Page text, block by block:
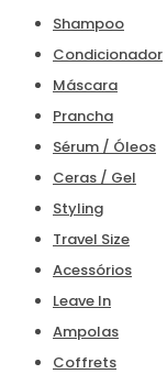
Shampoo
Condicionador
Máscara
Prancha
Sérum / Óleos
Ceras / Gel
Styling
Travel Size
Acessórios
Leave In
Ampolas
Coffrets